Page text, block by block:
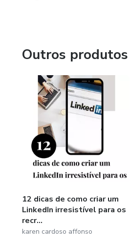
Outros
12 dicas de como criar um
LinkedIn irresistível para os
recr...
karen cardoso affonso